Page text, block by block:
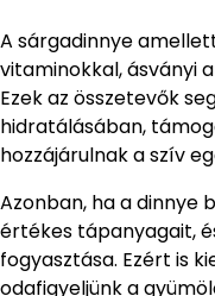
A sárgadinnye
vitaminokkal, ásványi
Ezek az összetevők
hidratálásában,
hozzájárulnak a szív
Azonban, ha a dinnye
értékes tápanyagait,
fogyasztása. Ezért is
odafigyeljünk a